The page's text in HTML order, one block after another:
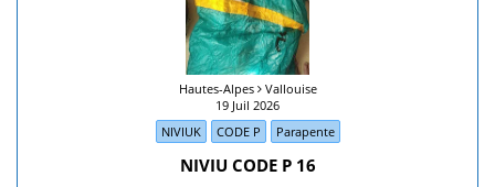
Hautes-Alpes Vallouise
19 Juil 2026
NIVIUK
CODE P Parapente
NIVIU CODE P 16